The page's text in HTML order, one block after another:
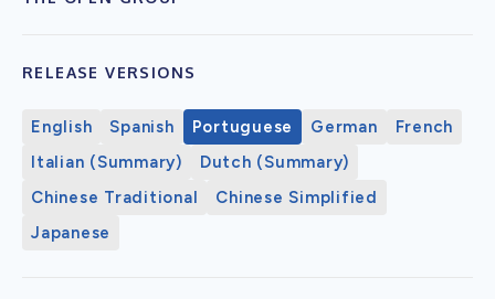
RELEASE VERSIONS
English Spanish Portuguese German
French
Italian (Summary)
Dutch (Summary)
Chinese Traditional
Chinese Simplified
Japanese